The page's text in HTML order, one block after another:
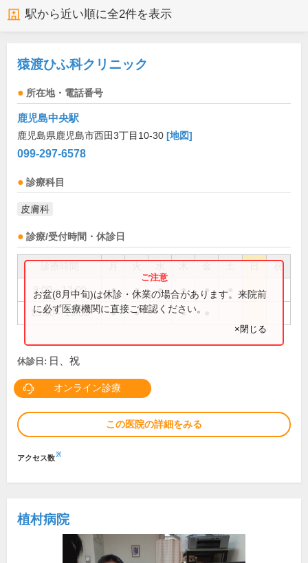
駅から近い順に全2件を表示
猿渡ひふ科クリニック
所在地・電話番号
鹿児島中央駅
鹿児島県鹿児島市西田3丁目10-30 [地図]
099-297-6578
診療科目
皮膚科
診療/受付時間・休診日
祝
9:00～13:00 ● ● ● ● ●
15:00～19:00 ● ● ●
お盆(8月中旬)は休診・休業の場合があります。来院前
に必ず医療機関に直接ご確認ください。
×閉じる
休診日: 日、祝
オンライン診療
この医院の詳細をみる
アクセス数※
植村病院